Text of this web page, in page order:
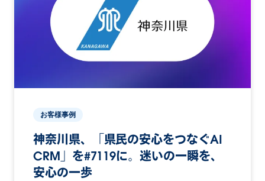
お客様事例
神奈川県、「県民の安心をつなぐAI
CRM」を#7119に。迷いの一瞬を、
安心の一歩